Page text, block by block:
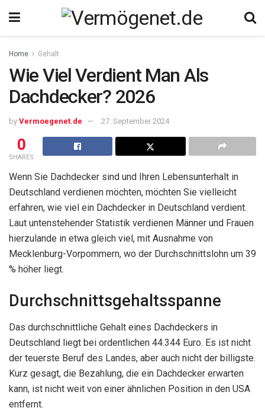
Home Gehalt
Wie Viel Verdient Man Als
Dachdecker? 2026
by Vermoegenet.de 27. September 2024
0
SHARES
Wenn Sie Dachdecker sind und Ihren Lebensunterhalt in
Deutschland verdienen möchten, möchten Sie vielleicht
erfahren, wie viel ein Dachdecker in Deutschland verdient.
Laut untenstehender Statistik verdienen Männer und Frauen
hierzulande in etwa gleich viel, mit Ausnahme von
Mecklenburg-Vorpommern, wo der Durchschnittslohn um 39
% höher liegt.
Durchschnittsgehaltsspanne
Das durchschnittliche Gehalt eines Dachdeckers in
Deutschland liegt bei ordentlichen 44.344 Euro. Es ist nicht
der teuerste Beruf des Landes, aber auch nicht der billigste.
Kurz gesagt, die Bezahlung, die ein Dachdecker erwarten
kann, ist nicht weit von einer ähnlichen Position in den USA
entfernt.